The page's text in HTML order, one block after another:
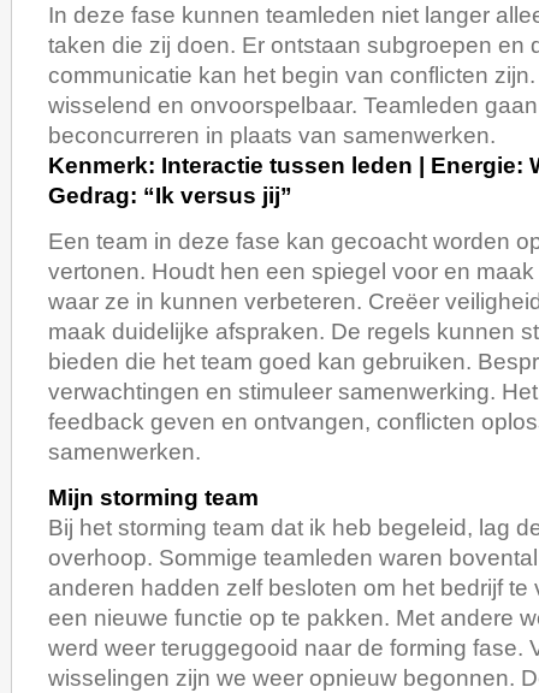
In deze fase kunnen teamleden niet langer
taken die zij doen. Er ontstaan subgroepen en
communicatie kan het begin van conflicten
wisselend en onvoorspelbaar. Teamleden
beconcurreren in plaats van samenwerken.
Kenmerk: Interactie tussen leden | Energie:
Gedrag: “Ik versus jij”
Een team in deze fase kan gecoacht worden
vertonen. Houdt hen een spiegel voor en
waar ze in kunnen verbeteren. Creëer
maak duidelijke afspraken. De regels kunnen
bieden die het team goed kan gebruiken.
verwachtingen en stimuleer samenwerking.
feedback geven en ontvangen, conflicten
samenwerken.
Mijn storming team
Bij het storming team dat ik heb begeleid, lag
overhoop. Sommige teamleden waren
anderen hadden zelf besloten om het bedrijf te
een nieuwe functie op te pakken. Met andere
werd weer teruggegooid naar de forming fase.
wisselingen zijn we weer opnieuw begonnen.